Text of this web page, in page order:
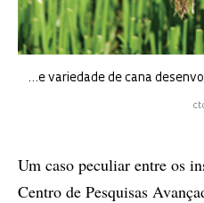
…e variedade de cana
Um caso peculiar entre os
Centro de Pesquisas